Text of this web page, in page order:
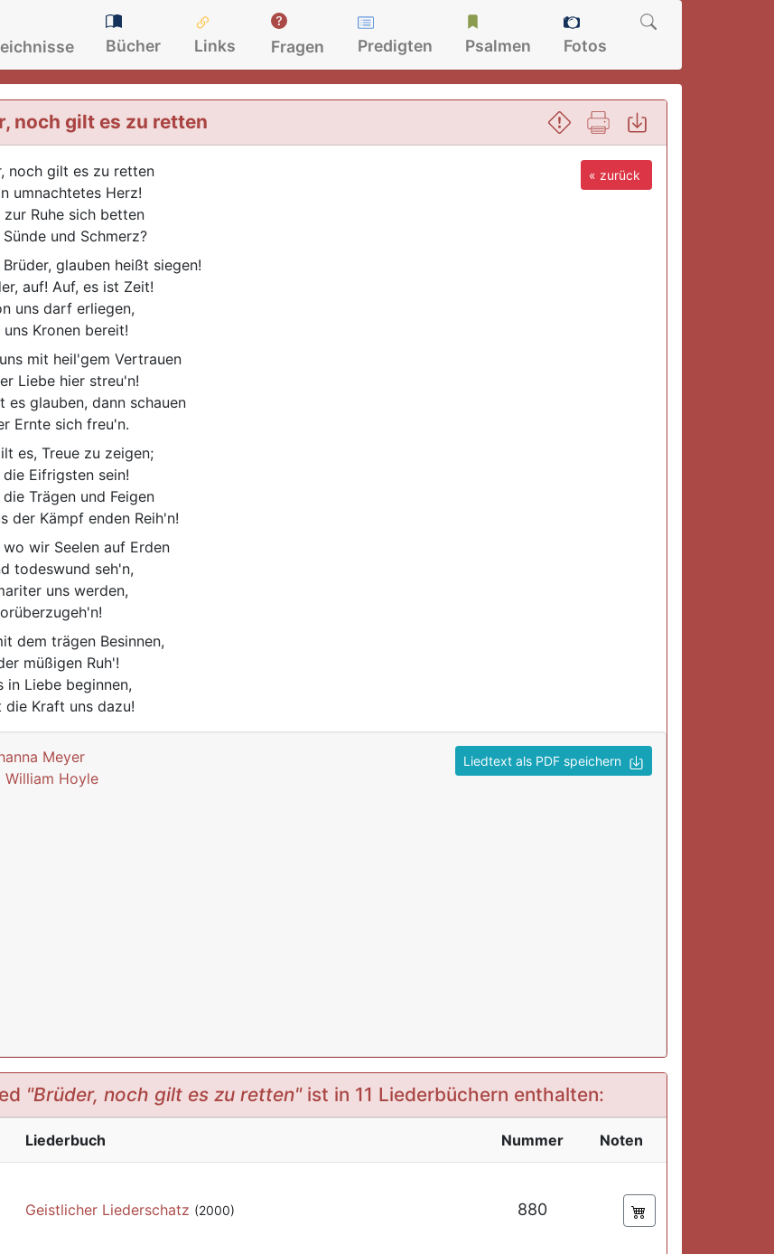
Bücher Links Fragen Predigten Psalmen Fotos
noch gilt es zu retten
« zurück
noch gilt es zu retten
umnachtetes Herz!
zur Ruhe sich betten
und Schmerz?
glauben heißt siegen!
auf! Auf, es ist Zeit!
uns darf erliegen,
Kronen bereit!
mit heil'gem Vertrauen
Liebe hier streu'n!
es glauben, dann schauen
Ernte sich freu'n.
es, Treue zu zeigen;
die Eifrigsten sein!
Trägen und Feigen
der Kämpf enden Reih'n!
wo wir Seelen auf Erden
todeswund seh'n,
uns werden,
dem trägen Besinnen,
müßigen Ruh'!
in Liebe beginnen,
Kraft uns dazu!
Liedtext als PDF speichern
Meyer
William Hoyle
"Brüder, noch gilt es zu retten"ist in 11 Liederbüchern enthalten:
Liederbuch Nummer Noten
Geistlicher Liederschatz (2000) 880